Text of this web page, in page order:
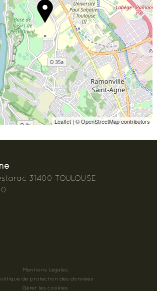
Leaflet | © OpenStreetMap contributors
31400 TOULOUSE
Mentions Légales
de protection des données
Gérer les cookies